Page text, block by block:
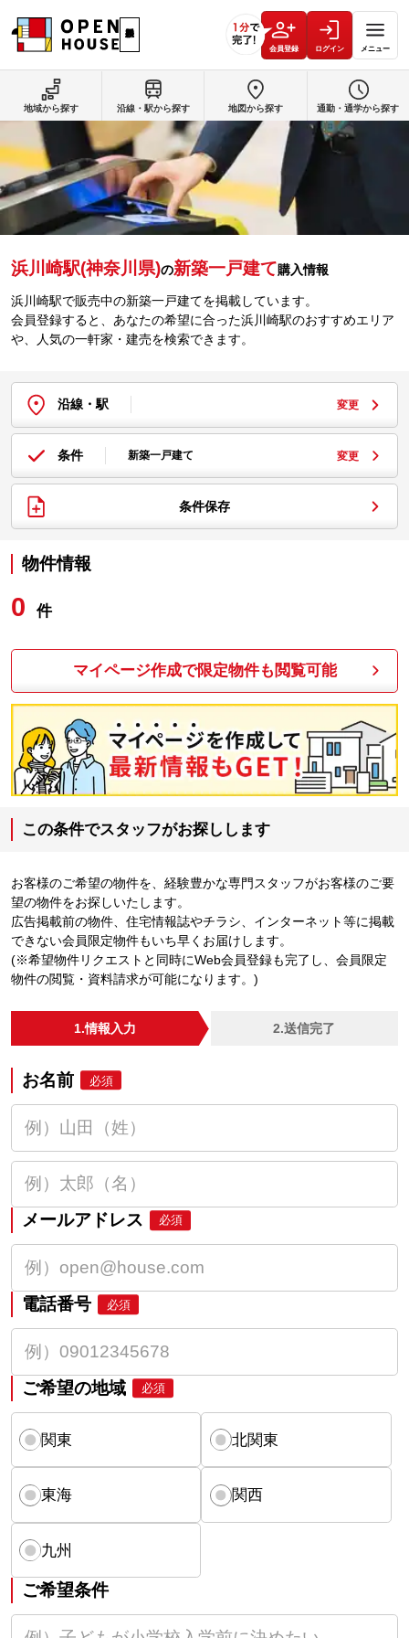
会員登録 ログイン メニュー
浜川崎駅(神奈川県)の新築一戸建て購入情報
浜川崎駅で販売中の新築一戸建てを掲載しています。
会員登録すると、あなたの希望に合った浜川崎駅のおすすめエリア
や、人気の一軒家・建売を検索できます。
沿線・駅 変更
条件 新築一戸建て 変更
条件保存
物件情報
0 件
マイページ作成で限定物件も閲覧可能
この条件でスタッフがお探しします
お客様のご希望の物件を、経験豊かな専門スタッフがお客様のご要
望の物件をお探しいたします。
広告掲載前の物件、住宅情報誌やチラシ、インターネット等に掲載
できない会員限定物件もいち早くお届けします。
(※希望物件リクエストと同時にWeb会員登録も完了し、会員限定
物件の閲覧・資料請求が可能になります。)
1.情報入力 2.送信完了
お名前 必須
メールアドレス 必須
電話番号 必須
ご希望の地域 必須
関東 北関東
東海 関西
九州
ご希望条件
地域から探す 沿線・駅から探す 地図から探す 通勤・通学から探す